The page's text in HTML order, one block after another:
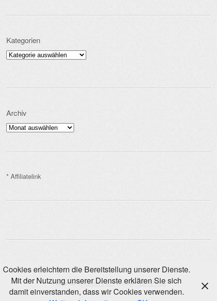
Kategorien
Kategorien
Archiv
Archiv
* Affiliatelink
Powered byWordPress. Design:SemPress
Cookies erleichtern die Bereitstellung unserer Dienste.
Mit der Nutzung unserer Dienste erklären Sie sich
damit einverstanden, dass wir Cookies verwenden.